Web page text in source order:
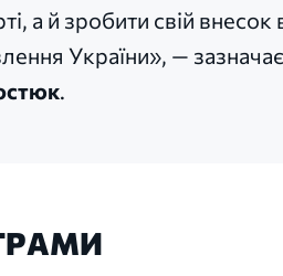
а й зробити свій внесок
України», — зазначає
.